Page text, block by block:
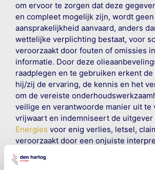
om ervoor te zorgen dat deze
en compleet mogelijk zijn, wordt geen
aansprakelijkheid aanvaard, anders
wettelijke verplichting bestaat, voor
veroorzaakt door fouten of omissies
informatie. Door deze
raadplegen en te gebruiken erkent
hij/zij de ervaring, de kennis en het
om de vereiste
veilige en verantwoorde manier uit te
vrijwaart en indemniseert de uitgever
Energies voor enig verlies, letsel,
veroorzaakt door een onjuiste
onjuist gebruik van de gepubliceerde